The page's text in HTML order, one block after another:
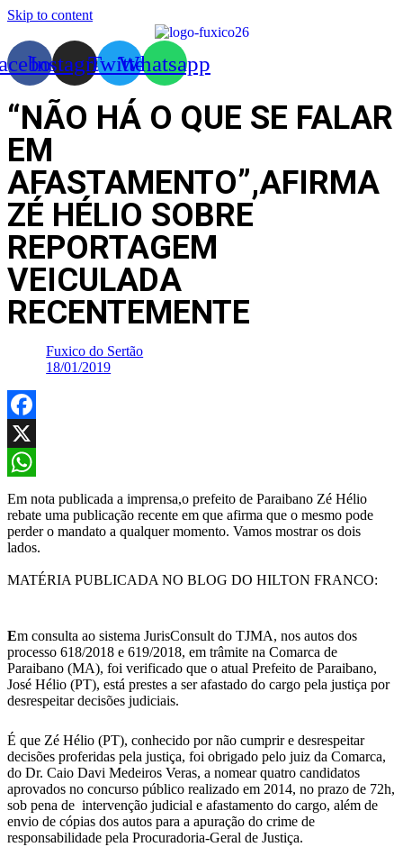
Skip to content
InstagramTwitterWhatsapp
“NÃO HÁ O QUE SE FALAR
EM
AFASTAMENTO”,AFIRMA
ZÉ HÉLIO SOBRE
REPORTAGEM
VEICULADA
RECENTEMENTE
Fuxico do Sertão
18/01/2019
Facebook
X
WhatsApp
Em nota publicada a imprensa,o prefeito de Paraibano Zé Hélio
rebate uma publicação recente em que afirma que o mesmo pode
perder o mandato a qualquer momento. Vamos mostrar os dois
lados.
MATÉRIA PUBLICADA NO BLOG DO HILTON FRANCO:
Em consulta ao sistema JurisConsult do TJMA, nos autos dos
processo 618/2018 e 619/2018, em trâmite na Comarca de
Paraibano (MA), foi verificado que o atual Prefeito de Paraibano,
José Hélio (PT), está prestes a ser afastado do cargo pela justiça por
desrespeitar decisões judiciais.
É que Zé Hélio (PT), conhecido por não cumprir e desrespeitar
decisões proferidas pela justiça, foi obrigado pelo juiz da Comarca,
do Dr. Caio Davi Medeiros Veras, a nomear quatro candidatos
aprovados no concurso público realizado em 2014, no prazo de 72h,
sob pena de intervenção judicial e afastamento do cargo, além de
envio de cópias dos autos para a apuração do crime de
responsabilidade pela Procuradoria-Geral de Justiça.